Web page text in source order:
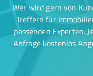
Wer wird gern von
Treffern für
passenden Experten.
Anfrage kostenlos